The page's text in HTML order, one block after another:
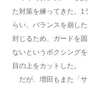
た対策を練ってきた。1
らい、バランスを崩し
封じるため、ガードを
ないというボクシング
目の上をカットした。
だが、増田もまた「